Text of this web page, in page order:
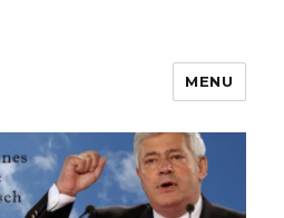
Gollnisch
MENU